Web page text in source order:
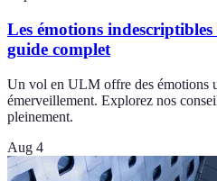
Les émotions
guide complet
Un vol en ULM offre des émotions
émerveillement. Explorez nos
pleinement.
Aug 4